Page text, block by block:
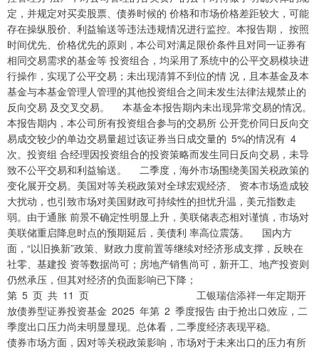
定，并规定对买卖股票、债券时候的 价格和市场价格差距较大，可能
存在操纵股价、利益输送等违法违规情况进行监控。本报告期， 按照
时间优先、价格优先的原则，本公司对满足限价条件且对同一证券有
相同交易需求的基金等 投资组合，均采用了系统中的公平交易模块进
行操作，实现了公平交易；未出现清算不到位的情 况，且本基金及本
基金与本基金管理人管理的其他投资组合之间未发生法律法规禁止的
反向交易 及交叉交易。 本基金本报告期内未出现异常交易的情况。
本报告期内，本公司所有投资组合参与的交易所 公开竞价同日反向交
易成交较少的单边交易量超过该证券当日成交量的 5%的情况有 4
次。投资组 合经理因投资组合的投资策略而发生同日反向交易，未导
致不公平交易和利益输送。 二季度，海外市场围绕美国关税政策的
变化展开交易。美国对等关税政策对全球宏观经济、 资本市场造成较
大扰动，也引致市场对美国财政可持续性的担忧升温，美元指数走
弱。由于通胀 前景不确定性明显上升，美联储表态相对谨慎，市场对
美联储重启降息时点的预期延后，美债利 率高位震荡。 国内方
面，“以旧换新”政策、财政力度前置等继续对经济形成支撑，反映在
社零、基建投 资等数据尚可；房地产销售尚可，新开工、地产投资则
仍然承压，但其对经济的负面影响已下降；
第 5 页 共 11 页 工银瑞信添祥一年定期开
放债券型证券投资基金 2025 年第 2 季度报告 由于抢出口效应，二
季度出口压力尚未明显显现。总体看，二季度经济表现平稳。
债券市场方面，因对等关税政策影响，市场对于未来出口的压力有所